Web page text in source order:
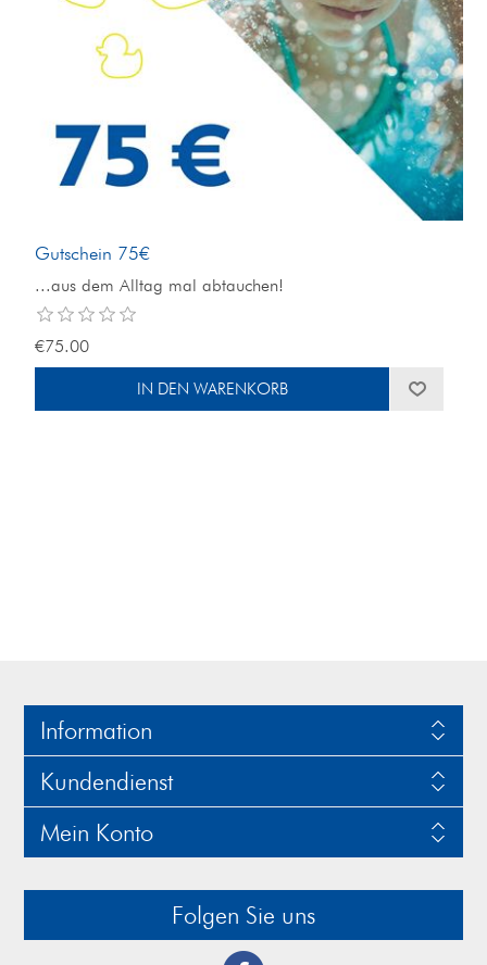
Gutschein 75€
...aus dem Alltag mal abtauchen!
€75.00
Information
Kundendienst
Mein Konto
Folgen Sie uns